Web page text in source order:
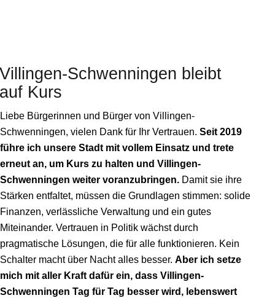
Villingen-Schwenningen bleibt
auf Kurs
Liebe Bürgerinnen und Bürger von Villingen-
Schwenningen, vielen Dank für Ihr Vertrauen. Seit 2019
führe ich unsere Stadt mit vollem Einsatz und trete
erneut an, um Kurs zu halten und Villingen-
Schwenningen weiter voranzubringen. Damit sie ihre
Stärken entfaltet, müssen die Grundlagen stimmen: solide
Finanzen, verlässliche Verwaltung und ein gutes
Miteinander. Vertrauen in Politik wächst durch
pragmatische Lösungen, die für alle funktionieren. Kein
Schalter macht über Nacht alles besser. Aber ich setze
mich mit aller Kraft dafür ein, dass Villingen-
Schwenningen Tag für Tag besser wird, lebenswert